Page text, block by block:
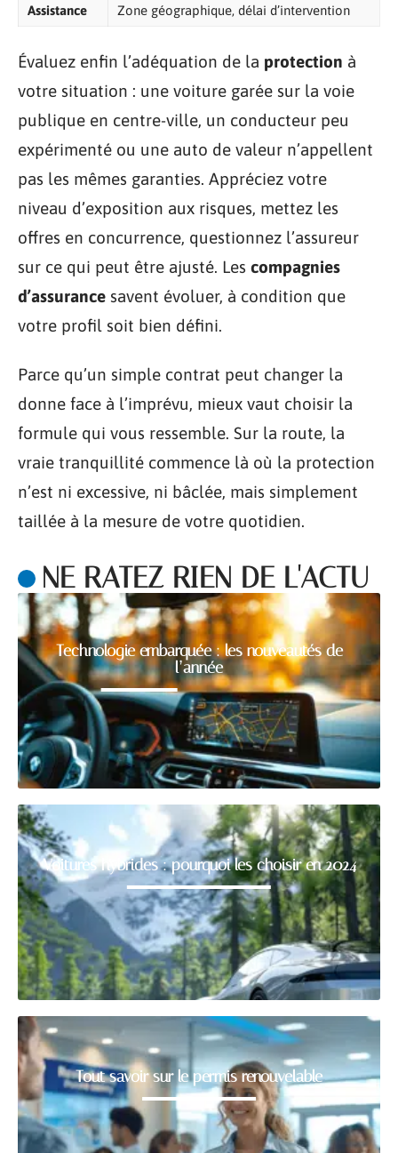
Assistance Zone géographique, délai d’intervention
Évaluez enfin l’adéquation de la protection à
votre situation : une voiture garée sur la voie
publique en centre-ville, un conducteur peu
expérimenté ou une auto de valeur n’appellent
pas les mêmes garanties. Appréciez votre
niveau d’exposition aux risques, mettez les
offres en concurrence, questionnez l’assureur
sur ce qui peut être ajusté. Les compagnies
d’assurance savent évoluer, à condition que
votre profil soit bien défini.
Parce qu’un simple contrat peut changer la
donne face à l’imprévu, mieux vaut choisir la
formule qui vous ressemble. Sur la route, la
vraie tranquillité commence là où la protection
n’est ni excessive, ni bâclée, mais simplement
taillée à la mesure de votre quotidien.
NE RATEZ RIEN DE L'ACTU
Technologie embarquée : les nouveautés de
l’année
Voitures hybrides : pourquoi les choisir en 2024
Tout savoir sur le permis renouvelable